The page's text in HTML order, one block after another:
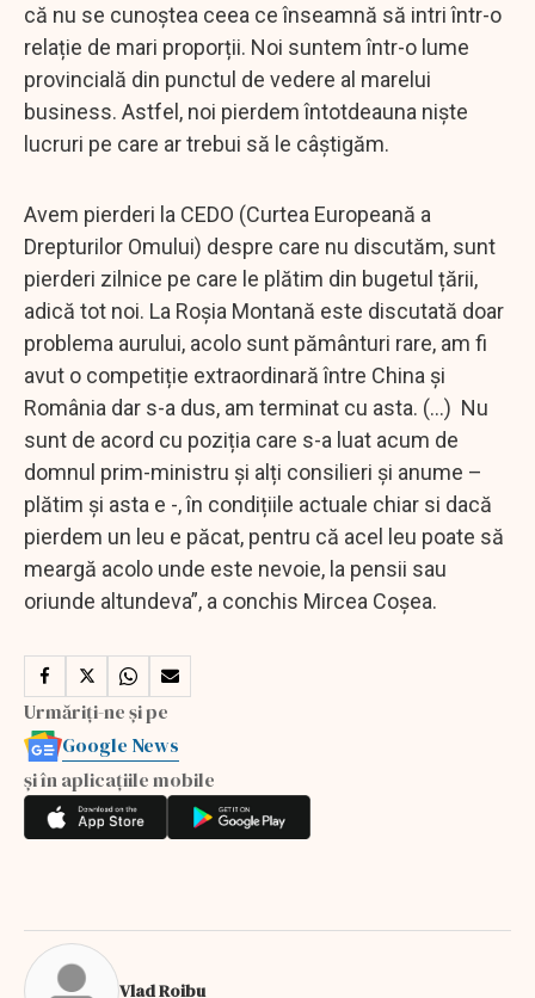
că nu se cunoștea ceea ce înseamnă să intri într-o
relație de mari proporții. Noi suntem într-o lume
provincială din punctul de vedere al marelui
business. Astfel, noi pierdem întotdeauna niște
lucruri pe care ar trebui să le câștigăm.
Avem pierderi la CEDO (Curtea Europeană a
Drepturilor Omului) despre care nu discutăm, sunt
pierderi zilnice pe care le plătim din bugetul țării,
adică tot noi. La Roșia Montană este discutată doar
problema aurului, acolo sunt pământuri rare, am fi
avut o competiție extraordinară între China și
România dar s-a dus, am terminat cu asta. (...) Nu
sunt de acord cu poziția care s-a luat acum de
domnul prim-ministru și alți consilieri și anume –
plătim și asta e -, în condițiile actuale chiar si dacă
pierdem un leu e păcat, pentru că acel leu poate să
meargă acolo unde este nevoie, la pensii sau
oriunde altundeva”, a conchis Mircea Coșea.
Urmăriți-ne și pe
Google News
și în aplicațiile mobile
Vlad Roibu